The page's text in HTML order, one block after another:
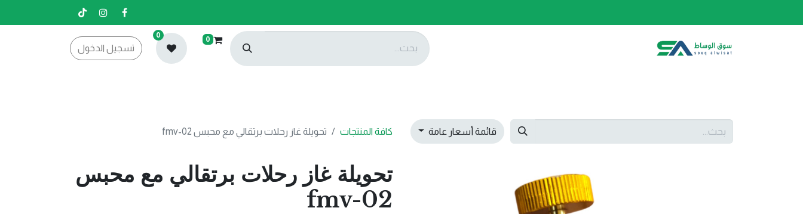
0
0
تسجيل الدخول
قائمة أسعار عامة كافة المنتجات تحويلة غاز رحلات برتقالي مع محبس fmv-02
تحويلة غاز رحلات برتقالي مع محبس
fmv-02